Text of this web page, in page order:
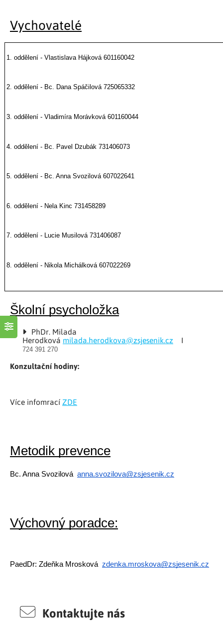
Vychovatelé
1. oddělení - Vlastislava Hájková 601160042
2. oddělení - Bc. Dana Spáčilová 725065332
3. oddělení - Vladimíra Morávková 601160044
4. oddělení - Bc. Pavel Dzubák 731406073
5. oddělení - Bc. Anna Svozilová 607022641
6. oddělení - Nela Kinc 731458289
7. oddělení - Lucie Musilová 731406087
8. oddělení - Nikola Michálková 607022269
Školní psycholožka
PhDr. Milada
Herodková milada.herodkova@zsjesenik.cz I
724 391 270
Konzultační hodiny:
Více infomrací ZDE
Metodik prevence
Bc. Anna Svozilová anna.svozilova@zsjesenik.cz
Výchovný poradce:
PaedDr: Zdeňka Mrosková zdenka.mroskova@zsjesenik.cz
Kontaktujte nás